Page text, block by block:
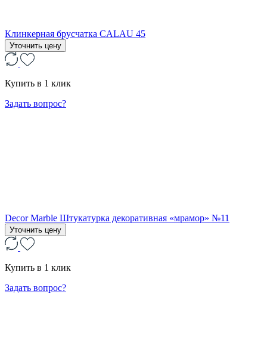
Клинкерная брусчатка CALAU 45
Уточнить цену
Купить в 1 клик
Задать вопрос?
Decor Marble Штукатурка декоративная «мрамор» №11
Уточнить цену
Купить в 1 клик
Задать вопрос?